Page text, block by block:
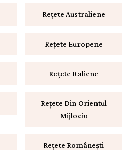
Rețete Australiene
Rețete Europene
Rețete Italiene
Rețete Din Orientul
Mijlociu
Rețete Românești